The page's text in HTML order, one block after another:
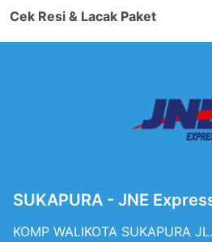
Cek Resi & Lacak Paket
SUKAPURA - JNE
KOMP WALIKOTA SUKAPURA